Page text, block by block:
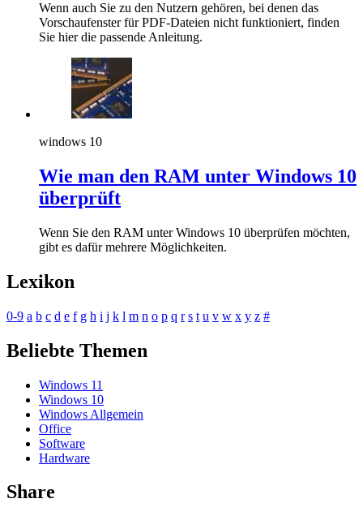
Wenn auch Sie zu den Nutzern gehören, bei denen das
Vorschaufenster für PDF-Dateien nicht funktioniert, finden
Sie hier die passende Anleitung.
windows 10
Wie man den RAM unter Windows 10
überprüft
Wenn Sie den RAM unter Windows 10 überprüfen möchten,
gibt es dafür mehrere Möglichkeiten.
Lexikon
0-9 a b c d e f g h i j k l m n o p q r s t u v w x y z #
Beliebte Themen
Windows 11
Windows 10
Windows Allgemein
Office
Software
Hardware
Share